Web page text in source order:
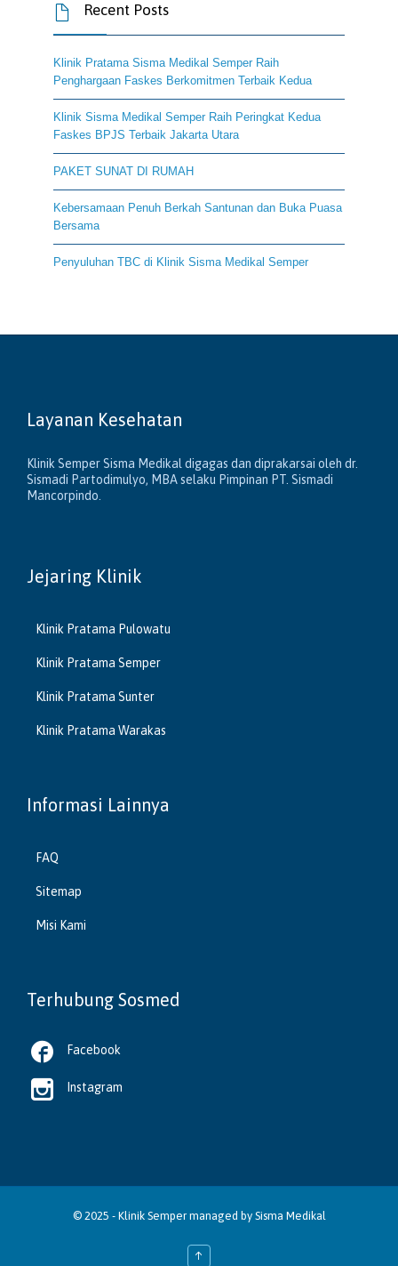
 Recent Posts
Klinik Pratama Sisma Medikal Semper Raih
Penghargaan Faskes Berkomitmen Terbaik Kedua
Klinik Sisma Medikal Semper Raih Peringkat Kedua
Faskes BPJS Terbaik Jakarta Utara
PAKET SUNAT DI RUMAH
Kebersamaan Penuh Berkah Santunan dan Buka Puasa
Bersama
Penyuluhan TBC di Klinik Sisma Medikal Semper
Layanan Kesehatan
Klinik Semper Sisma Medikal digagas dan diprakarsai oleh dr.
Sismadi Partodimulyo, MBA selaku Pimpinan PT. Sismadi
Mancorpindo.
Jejaring Klinik
Klinik Pratama Pulowatu
Klinik Pratama Semper
Klinik Pratama Sunter
Klinik Pratama Warakas
Informasi Lainnya
FAQ
Sitemap
Misi Kami
Terhubung Sosmed
 Facebook
 Instagram
© 2025 - Klinik Sempermanaged by Sisma Medikal
↑